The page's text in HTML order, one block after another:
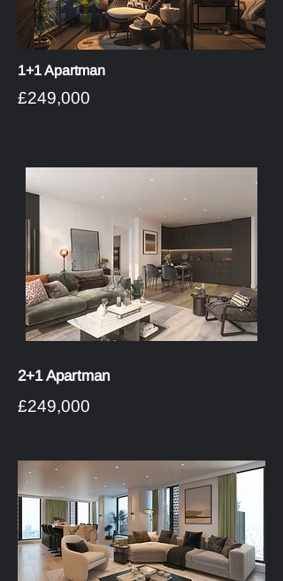
1+1 Apartman
£249,000
2+1 Apartman
£249,000